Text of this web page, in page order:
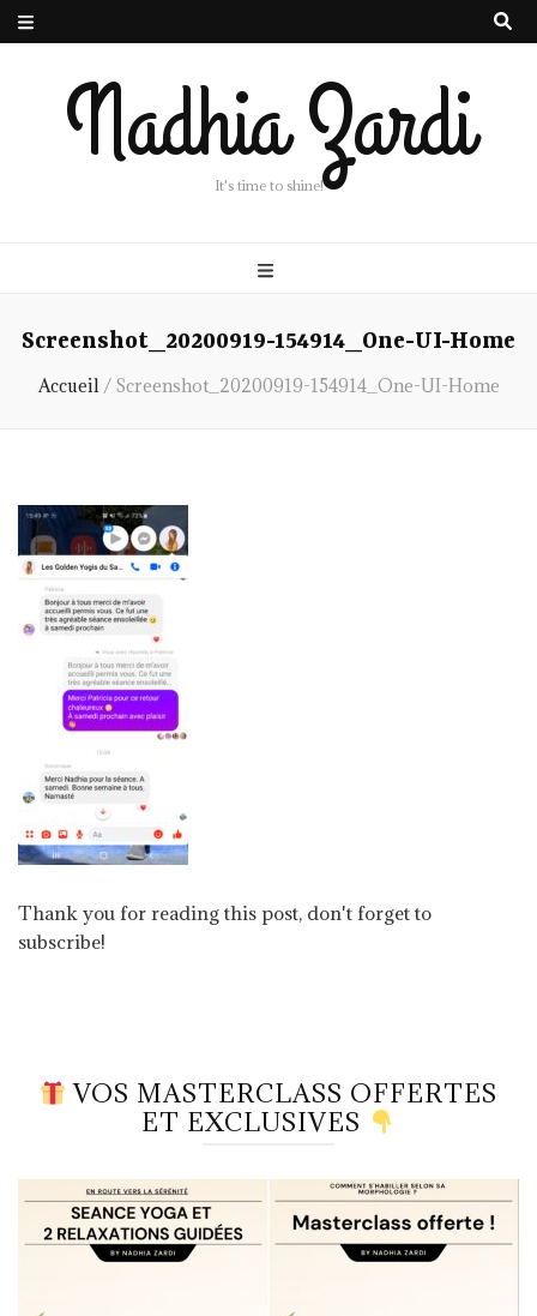
Nadhia Zardi
It's time to shine!
Screenshot_20200919-154914_One-UI-Home
Accueil / Screenshot_20200919-154914_One-UI-Home
Thank you for reading this post, don't forget to
subscribe!
VOS MASTERCLASS OFFERTES
ET EXCLUSIVES